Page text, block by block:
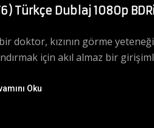
Türkçe Dublaj 1080p
doktor, kızının görme
için akıl almaz bir
Oku